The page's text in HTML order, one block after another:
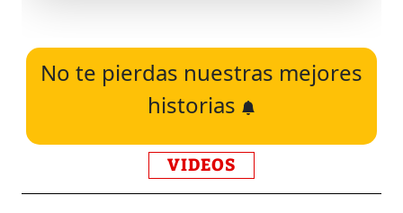
No te pierdas nuestras mejores
historias
VIDEOS